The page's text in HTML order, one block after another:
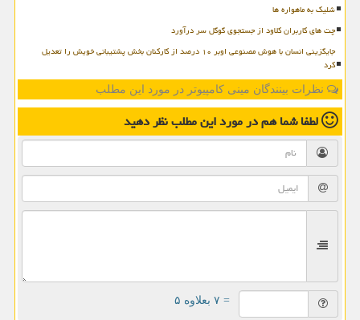
شلیک به ماهواره ها
چت های کاربران کلاود از جستجوی گوگل سر درآورد
جایگزینی انسان با هوش مصنوعی اوبر ۱۰ درصد از کارکنان بخش پشتیبانی خویش را تعدیل
کرد
نظرات بینندگان مینی کامپیوتر در مورد این مطلب
لطفا شما همدر مورد این مطلبنظر دهید
= ۷ بعلاوه ۵